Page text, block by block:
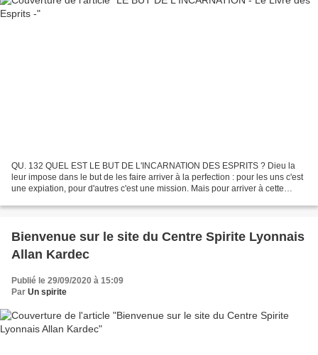
QU. 132 QUEL EST LE BUT DE L'INCARNATION DES ESPRITS ? Dieu la
leur impose dans le but de les faire arriver à la perfection : pour les uns c'est
une expiation, pour d'autres c'est une mission. Mais pour arriver à cette
Bienvenue sur le site du Centre Spirite Lyonnais
Allan Kardec
Publié le 29/09/2020 à 15:09
Par Un spirite